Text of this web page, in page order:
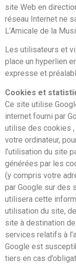
site Web en
réseau Internet ne
L’Amicale de la
Les utilisateurs et
place un hyperlien
expresse et
Cookies et
Ce site utilise
internet fourni par
utilise des cookies
votre ordinateur,
l’utilisation du site
générées par les
(y compris votre
par Google sur des
utilisera cette
utilisation du site,
site à destination
services relatifs à
Google est
tiers en cas